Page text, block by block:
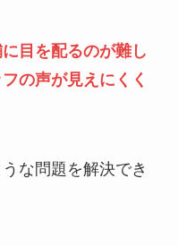
目を配るのが難し
の声が見えにくく
な問題を解決でき